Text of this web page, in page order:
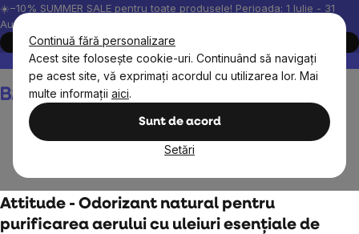
Continuă fără personalizare
Acest site folosește cookie-uri. Continuând să navigați
pe acest site, vă exprimați acordul cu utilizarea lor. Mai
multe informații aici.
Sunt de acord
Setări
Treci
la
conținut
☀️−10% SUMMER SALE pentru toate produsele! Perioada: 1 Iulie - 31
August, 2026.
Cumpără acum
Peste 200.000 de recenzii verificate
Produsele noastre sunt
Coş
de
Attitude - Odorizant natural pentru
purificarea aerului cu uleiuri esențiale de